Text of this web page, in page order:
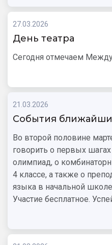
27.03.2026
День театра
Сегодня отмечаем
21.03.2026
События
Во второй половине
говорить о первых
олимпиад, о
4 классе, а также о
языка в начальной
Участие бесплатное.